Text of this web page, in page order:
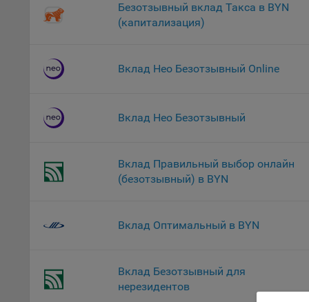
На
Безотзывный вклад Такса в BYN
(капитализация)
Вклад Нео Безотзывный Online
Вклад Нео Безотзывный
Вклад Правильный выбор онлайн
(безотзывный) в BYN
Вклад Оптимальный в BYN
Вклад Безотзывный для
нерезидентов